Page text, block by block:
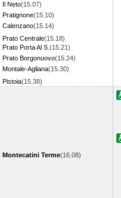
Il Neto(15.07)
Pratignone(15.10)
Calenzano(15.14)
Prato Centrale(15.18)
Prato Porta Al S. (15.21)
Prato Borgonuovo(15.24)
Montale-Agliana(15.30)
Pistoia(15.38)
Montecatini Terme(16.08)